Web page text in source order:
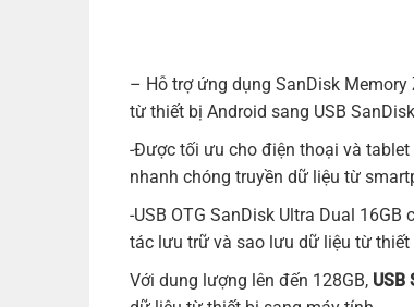
– Hỗ trợ ứng dụng SanDiskMemory
từ thiết bị Android sang USB SanDisk
-Được tối ưu cho điện thoại và tablet
nhanh chóng truyền dữ liệu từ
-USB OTG SanDisk Ultra Dual
tác lưu trữ và sao lưu dữ liệu từ thiết
Với dung lượng lên đến 128GB, USB